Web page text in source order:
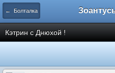
← Болталка
Кэтрин с Днюхой !